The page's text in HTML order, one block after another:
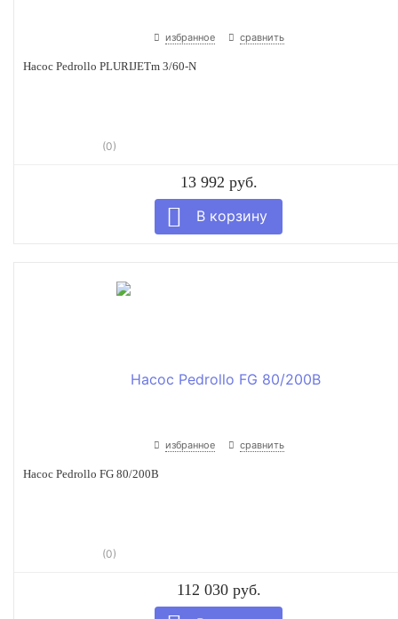
избранное сравнить
Насос Pedrollo PLURIJETm 3/60-N
(0)
13 992 руб.
избранное сравнить
Насос Pedrollo FG 80/200B
(0)
112 030 руб.